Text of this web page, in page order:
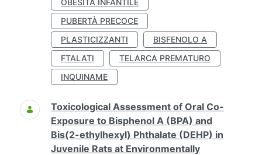
OBESITÀ INFANTILE
PUBERTÀ PRECOCE
PLASTICIZZANTI
BISFENOLO A
FTALATI
TELARCA PREMATURO
INQUINAME
Toxicological Assessment of Oral Co-
Exposure to Bisphenol A (BPA) and
Bis(2-ethylhexyl) Phthalate (DEHP) in
Juvenile Rats at Environmentally